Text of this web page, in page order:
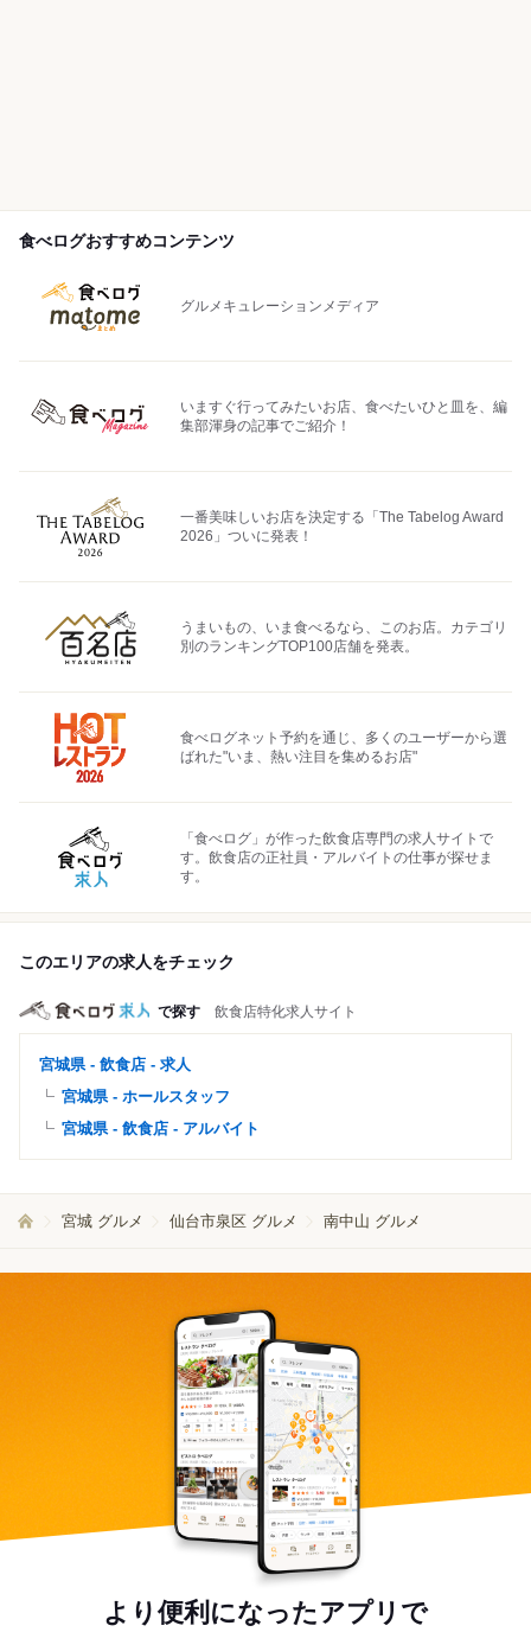
食べログおすすめコンテンツ
グルメキュレーションメディア
いますぐ行ってみたいお店、食べたいひと皿を、編
集部渾身の記事でご紹介！
一番美味しいお店を決定する「The Tabelog Award
2026」ついに発表！
うまいもの、いま食べるなら、このお店。カテゴリ
別のランキングTOP100店舗を発表。
食べログネット予約を通じ、多くのユーザーから選
ばれた"いま、熱い注目を集めるお店"
「食べログ」が作った飲食店専門の求人サイトで
す。飲食店の正社員・アルバイトの仕事が探せま
す。
このエリアの求人をチェック
で探す 飲食店特化求人サイト
宮城県 - 飲食店 - 求人
宮城県 - ホールスタッフ
宮城県 - 飲食店 - アルバイト
宮城 グルメ 仙台市泉区 グルメ 南中山 グルメ
より便利になったアプリで